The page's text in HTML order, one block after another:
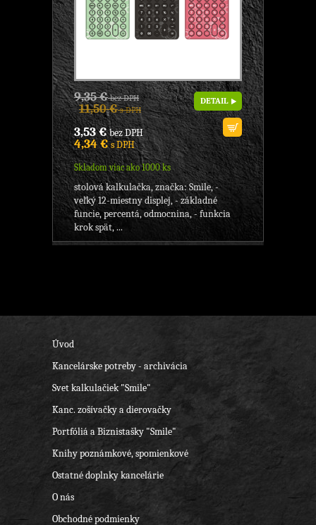
9,35 €bez DPH
11,50 €s DPH
3,53 €bez DPH
4,34 €s DPH
Skladom viac ako 1000 ks
DETAIL
stolová kalkulačka, značka: Smile, -
veľký 12-miestny displej, - základné
funcie, percentá, odmocnina, - funkcia
krok spät, ...
Úvod
Kancelárske potreby - archivácia
Svet kalkulačiek "Smile"
Kanc. zošívačky a dierovačky
Portfóliá a Biznistašky "Smile"
Knihy poznámkové, spomienkové
Ostatné doplnky kancelárie
O nás
Obchodné podmienky